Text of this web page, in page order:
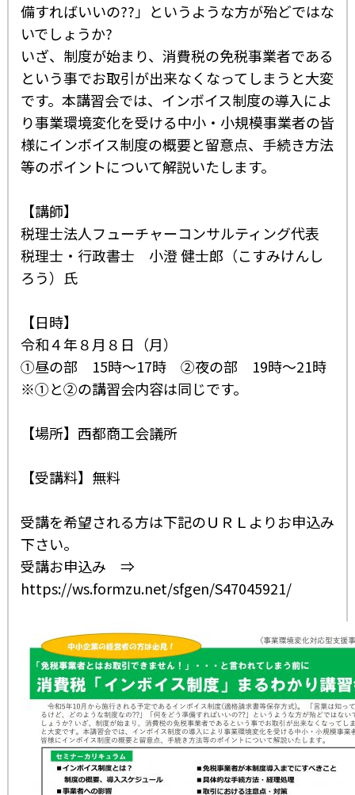
備すればいいの??」というような方が殆どではな
いでしょうか?
いざ、制度が始まり、消費税の免税事業者である
という事でお取引が出来なくなってしまうと大変
です。本講習会では、インボイス制度の導入によ
り事業環境変化を受ける中小・小規模事業者の皆
様にインボイス制度の概要と留意点、手続き方法
等のポイントについて解説いたします。
【講師】
税理士法人フューチャーコンサルティング代表
税理士・行政書士 小澄 健士郎（こすみけんし
ろう）氏
【日時】
令和４年８月８日（月）
①昼の部 15時～17時 ②夜の部 19時～21時
※①と②の講習会内容は同じです。
【場所】西都商工会議所
【受講料】無料
受講を希望される方は下記のＵＲＬよりお申込み
下さい。
受講お申込み ⇒
https://ws.formzu.net/sfgen/S47045921/